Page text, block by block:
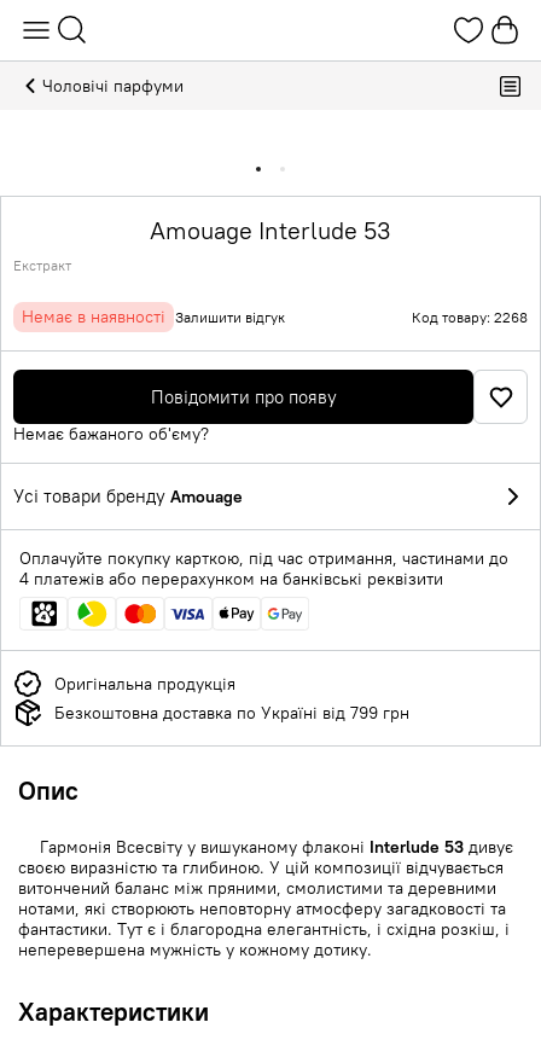
Чоловічі парфуми
Amouage Interlude 53
Екстракт
Немає в наявності Залишити відгук Код товару: 2268
Повідомити про появу
Немає бажаного об'єму?
Усі товари бренду Amouage
Оплачуйте покупку карткою, під час отримання, частинами до
4 платежів або перерахунком на банківські реквізити
Оригінальна продукція
Безкоштовна доставка по Україні від 799 грн
Опис
Гармонія Всесвіту у вишуканому флаконі Interlude 53 дивує
своєю виразністю та глибиною. У цій композиції відчувається
витончений баланс між пряними, смолистими та деревними
нотами, які створюють неповторну атмосферу загадковості та
фантастики. Тут є і благородна елегантність, і східна розкіш, і
неперевершена мужність у кожному дотику.
Характеристики